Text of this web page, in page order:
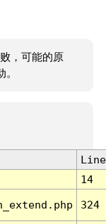
，可能的原
Line
14
324